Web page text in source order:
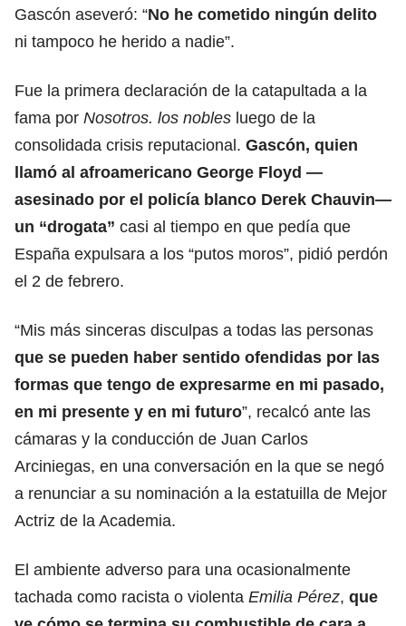
Gascón aseveró: “No he cometido ningún delito
ni tampoco he herido a nadie”.
Fue la primera declaración de la catapultada a la
fama por Nosotros. los nobles luego de la
consolidada crisis reputacional. Gascón, quien
llamó al afroamericano George Floyd —
asesinado por el policía blanco Derek Chauvin—
un “drogata” casi al tiempo en que pedía que
España expulsara a los “putos moros”, pidió perdón
el 2 de febrero.
“Mis más sinceras disculpas a todas las personas
que se pueden haber sentido ofendidas por las
formas que tengo de expresarme en mi pasado,
en mi presente y en mi futuro”, recalcó ante las
cámaras y la conducción de Juan Carlos
Arciniegas, en una conversación en la que se negó
a renunciar a su nominación a la estatuilla de Mejor
Actriz de la Academia.
El ambiente adverso para una ocasionalmente
tachada como racista o violenta Emilia Pérez, que